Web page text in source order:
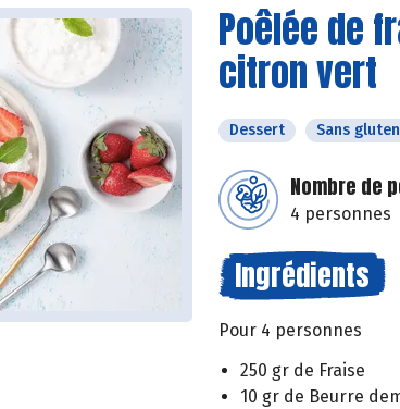
Poêlée de
citron vert
Dessert Sans gluten
Nombre de
4 personnes
Ingrédients
Pour 4 personnes
250 gr de Fraise
10 gr de Beurre